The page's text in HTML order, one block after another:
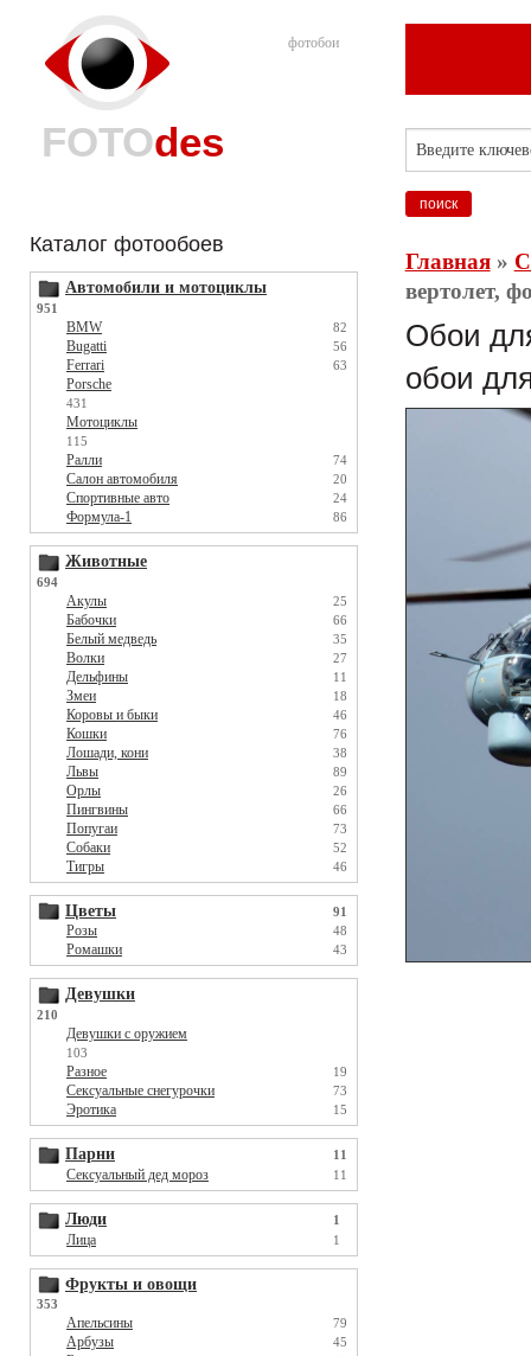
фотобои
FOTOdes
Каталог фотообоев
Автомобили и мотоциклы
951
BMW 82
Bugatti 56
Ferrari 63
Porsche
431
Мотоциклы
115
Ралли 74
Салон автомобиля 20
Спортивные авто 24
Формула-1 86
Животные
694
Акулы 25
Бабочки 66
Белый медведь 35
Волки 27
Дельфины 11
Змеи 18
Коровы и быки 46
Кошки 76
Лошади, кони 38
Львы 89
Орлы 26
Пингвины 66
Попугаи 73
Собаки 52
Тигры 46
Цветы 91
Розы 48
Ромашки 43
Девушки
210
Девушки с оружием
103
Разное 19
Сексуальные снегурочки 73
Эротика 15
Парни 11
Сексуальный дед мороз 11
Люди 1
Лица 1
Фрукты и овощи
353
Апельсины 79
Арбузы 45
Главная»
вертолет,
Обои
обои